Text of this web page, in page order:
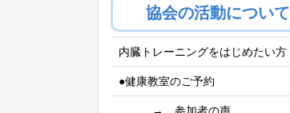
協会の活動について
内臓トレーニングをはじめたい方
●健康教室のご予約